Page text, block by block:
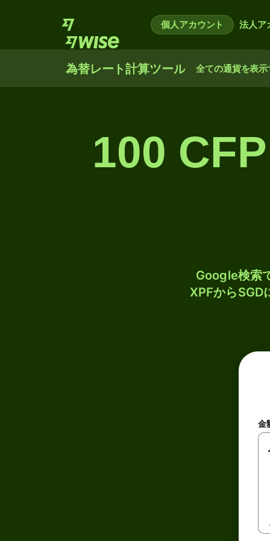
個人アカウント 法人ア
為替レート計算ツール 全ての通貨を表示
100
Google検索
XPFからSGD
金